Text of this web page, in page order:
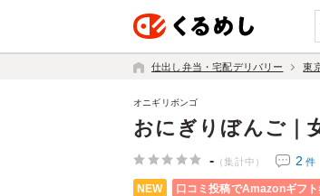
仕出し弁当・宅配デリバリー 東
おにぎりぼんご｜
オニギリボンゴ
- （集計中） 2 件
NEW 口コミ投稿でAmazonギフ